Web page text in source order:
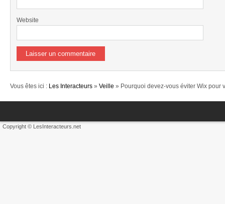
Website
Vous êtes ici : Les Interacteurs » Veille » Pourquoi devez-vous éviter Wix pour
Copyright © LesInteracteurs.net